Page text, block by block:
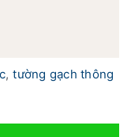
, tường gạch thông